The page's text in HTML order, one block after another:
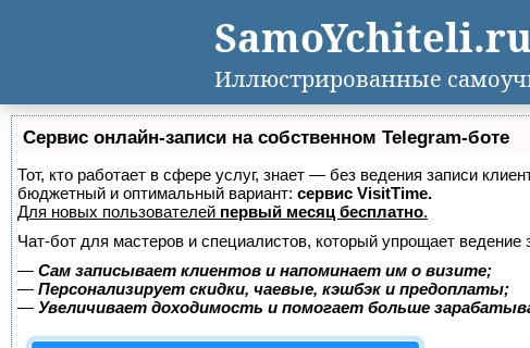
Сервис онлайн-записи на собственном Telegram-боте
Тот, кто работает в сфере услуг, знает — без ведения записи
бюджетный и оптимальный вариант: сервис VisitTime.
Для новых пользователей первый месяц бесплатно.
Чат-бот для мастеров и специалистов, который упрощает ведение
— Сам записывает клиентов и напоминает им о визите;
— Персонализирует скидки, чаевые, кэшбэк и предоплаты;
— Увеличивает доходимость и помогает больше
SamoYchiteli.ru
Иллюстрированные